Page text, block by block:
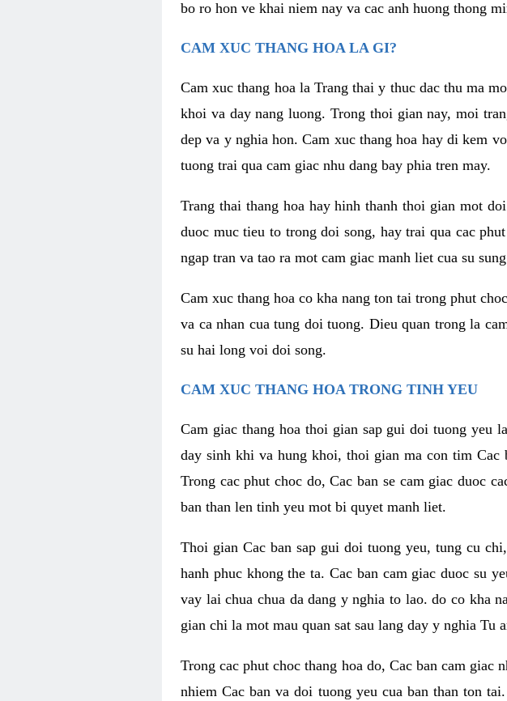
bo ro hon ve khai niem nay va cac anh huong thong
CAM XUC THANG HOA LA GI?
Cam xuc thang hoa la Trang thai y thuc dac thu ma
khoi va day nang luong. Trong thoi gian nay, moi
dep va y nghia hon. Cam xuc thang hoa hay di kem
tuong trai qua cam giac nhu dang bay phia tren may.
Trang thai thang hoa hay hinh thanh thoi gian mot
duoc muc tieu to trong doi song, hay trai qua cac
ngap tran va tao ra mot cam giac manh liet cua su
Cam xuc thang hoa co kha nang ton tai trong phut
va ca nhan cua tung doi tuong. Dieu quan trong la
su hai long voi doi song.
CAM XUC THANG HOA TRONG TINH YEU
Cam giac thang hoa thoi gian sap gui doi tuong yeu
day sinh khi va hung khoi, thoi gian ma con tim Cac
Trong cac phut choc do, Cac ban se cam giac duoc
ban than len tinh yeu mot bi quyet manh liet.
Thoi gian Cac ban sap gui doi tuong yeu, tung cu
hanh phuc khong the ta. Cac ban cam giac duoc su
vay lai chua chua da dang y nghia to lao. do co kha
gian chi la mot mau quan sat sau lang day y nghia Tu
Trong cac phut choc thang hoa do, Cac ban cam
nhiem Cac ban va doi tuong yeu cua ban than ton